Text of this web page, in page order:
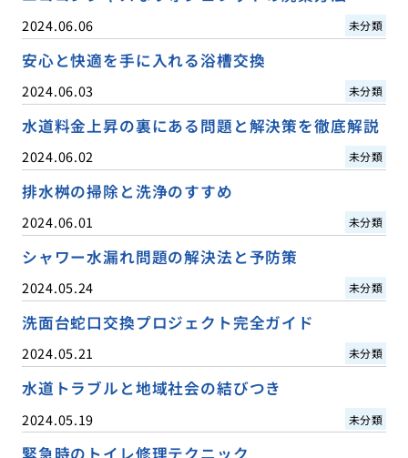
2024.06.06 未分類
安心と快適を手に入れる浴槽交換
2024.06.03 未分類
水道料金上昇の裏にある問題と解決策を徹底解説
2024.06.02 未分類
排水桝の掃除と洗浄のすすめ
2024.06.01 未分類
シャワー水漏れ問題の解決法と予防策
2024.05.24 未分類
洗面台蛇口交換プロジェクト完全ガイド
2024.05.21 未分類
水道トラブルと地域社会の結びつき
2024.05.19 未分類